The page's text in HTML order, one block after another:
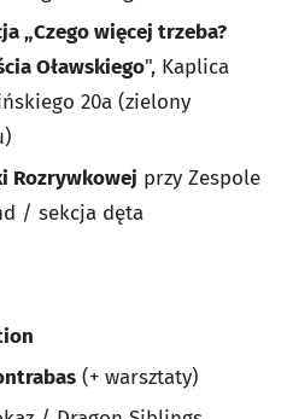
„Czego więcej trzeba?
Oławskiego", Kaplica
20a (zielony
Rozrywkowej przy Zespole
/ sekcja dęta
(+ warsztaty)